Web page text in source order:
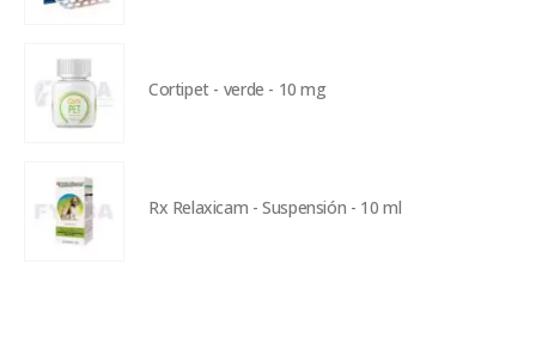
Cortipet - verde - 10 mg
Rx Relaxicam - Suspensión - 10 ml